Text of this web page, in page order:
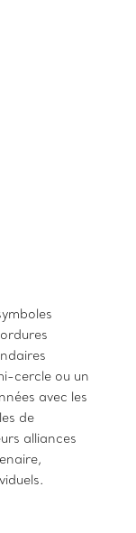
cercle ou un
avec les
de
alliances